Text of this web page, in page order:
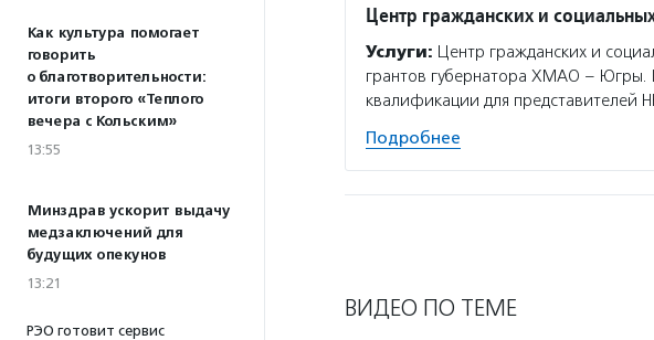
Как культура помогает
говорить
о благотворительности:
итоги второго «Теплого
вечера с Кольским»
13:55
Минздрав ускорит выдачу
медзаключений для
будущих опекунов
13:21
РЭО готовит сервис
Центр гражданских и
Услуги: Центр гражданских и
грантов губернатора ХМАО – Югры.
квалификации для представителей
Подробнее
ВИДЕО ПО ТЕМЕ